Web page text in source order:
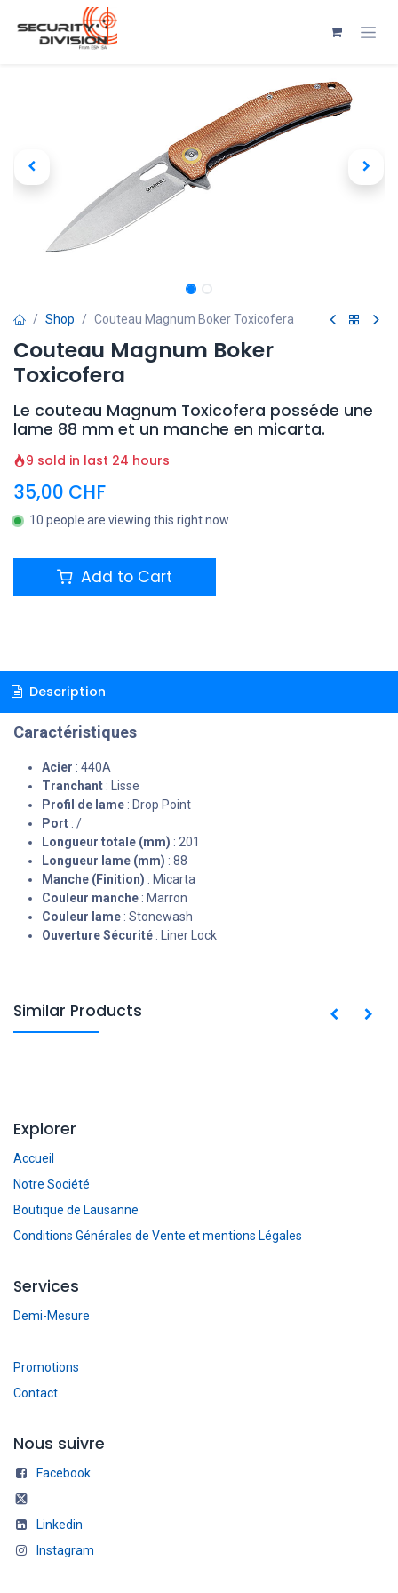
Se rendre au contenu
Shop Couteau Magnum Boker Toxicofera
Couteau Magnum Boker
Toxicofera
Le couteau Magnum Toxicofera posséde une
lame 88 mm et un manche en micarta.
9 sold in last 24 hours
35,00 CHF
10 people are viewing this right now
Add to Cart
Description
Caractéristiques
Acier : 440A
Tranchant : Lisse
Profil de lame : Drop Point
Port : /
Longueur totale (mm) : 201
Longueur lame (mm) : 88
Manche (Finition) : Micarta
Couleur manche : Marron
Couleur lame : Stonewash
Ouverture Sécurité : Liner Lock
Similar Products
Explorer
Accueil
Notre Société
Boutique de Lausanne
Conditions Générales de Vente et mentions Légales
Services
Demi-Mesure
Promotions
Contact
Nous suivre
Facebook
Linkedin
Instagram